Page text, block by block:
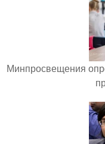
Минпросвещения